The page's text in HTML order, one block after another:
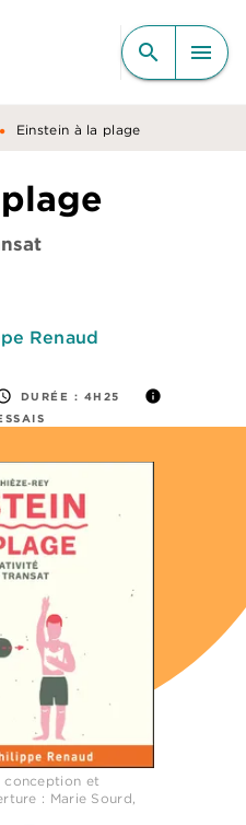
CONTENU
search menu
• Einstein à la plage
Renaud
DURÉE : 4H25 info
conception et
: Marie Sourd,